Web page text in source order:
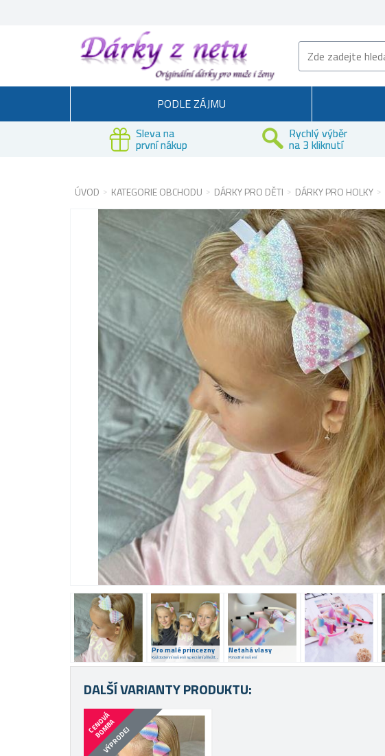
PODLE ZÁJMU
Sleva na
první nákup
Rychlý výběr
na 3 kliknutí
ÚVOD KATEGORIE OBCHODU DÁRKY PRO DĚTI DÁRKY PRO HOLKY
Pro malé princezny
Každodenní nošení i speciální příležitosti
Netahá vlasy
Pohodlné nošení
DALŠÍ VARIANTY PRODUKTU:
C
E
N
O
V
Á
B
O
M
B
A
VÝPRODEJ